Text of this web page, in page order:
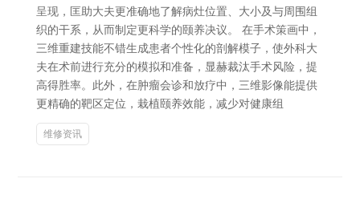
呈现，匡助大夫更准确地了解病灶位置、大小及与周围组
织的干系，从而制定更科学的颐养决议。 在手术策画中，
三维重建技能不错生成患者个性化的剖解模子，使外科大
夫在术前进行充分的模拟和准备，显赫裁汰手术风险，提
高得胜率。此外，在肿瘤会诊和放疗中，三维影像能提供
更精确的靶区定位，栽植颐养效能，减少对健康组
维修资讯